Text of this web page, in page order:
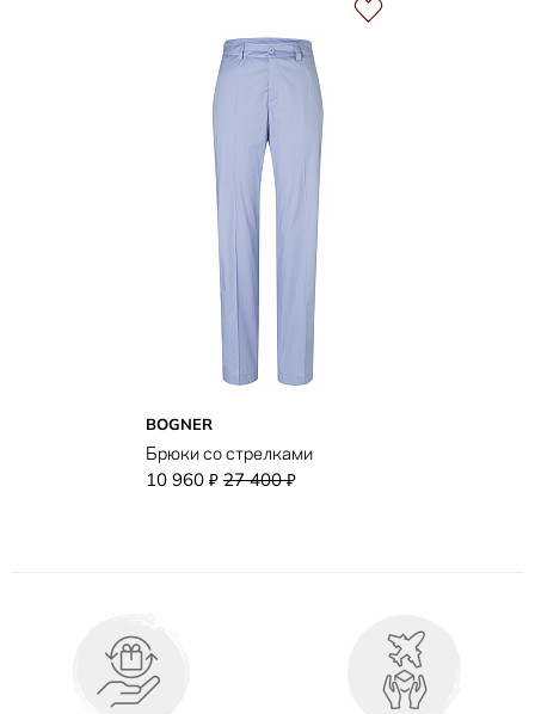
BOGNER
Брюки со стрелками
10 960 ₽ 27 400₽